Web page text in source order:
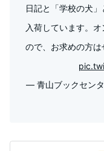
日記と「学校の犬
入荷しています。
ので、お求めの方
— 青山ブックセン